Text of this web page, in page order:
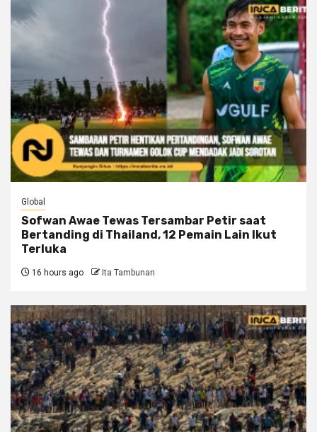
Global
Sofwan Awae Tewas Tersambar Petir saat
Bertanding di Thailand, 12 Pemain Lain Ikut
Terluka
16 hours ago Ita Tambunan